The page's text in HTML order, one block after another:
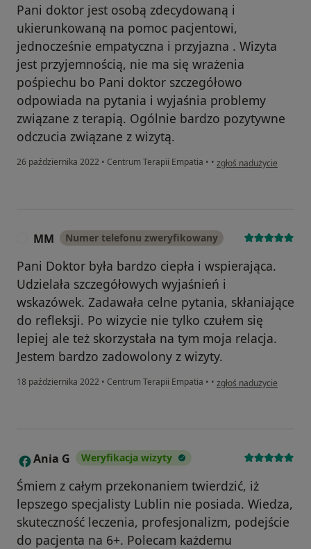
Pani doktor jest osobą zdecydowaną i
ukierunkowaną na pomoc pacjentowi,
jednocześnie empatyczna i przyjazna . Wizyta
jest przyjemnością, nie ma się wrażenia
pośpiechu bo Pani doktor szczegółowo
odpowiada na pytania i wyjaśnia problemy
związane z terapią. Ogólnie bardzo pozytywne
odczucia związane z wizytą.
26 października 2022 • Centrum Terapii Empatia • • w opinii użytkownika B.Z
zgłoś nadużycie
MM Numer telefonu zweryfikowany
Pani Doktor była bardzo ciepła i wspierająca.
Udzielała szczegółowych wyjaśnień i
wskazówek. Zadawała celne pytania, skłaniające
do refleksji. Po wizycie nie tylko czułem się
lepiej ale też skorzystała na tym moja relacja.
Jestem bardzo zadowolony z wizyty.
18 października 2022 • Centrum Terapii Empatia • • w opinii użytkownika MM
zgłoś nadużycie
A Ania G Weryfikacja wizyty
Śmiem z całym przekonaniem twierdzić, iż
lepszego specjalisty Lublin nie posiada. Wiedza,
skuteczność leczenia, profesjonalizm, podejście
do pacjenta na 6+. Polecam każdemu